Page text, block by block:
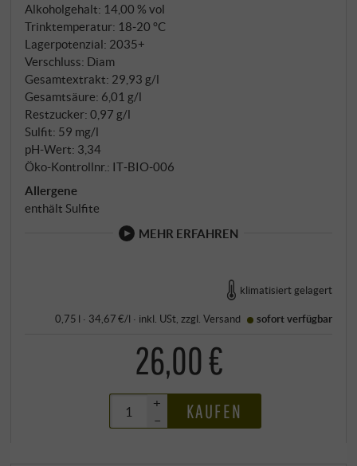
Der 2021er profitierte von einem kühlen Jahr mit
spätem Frost – geringere Erträge, dafür
konzentrierte Qualität.
Alkoholgehalt: 14,00 % vol
Trinktemperatur: 18‑20 °C
Lagerpotenzial: 2035+
Verschluss: Diam
Gesamtextrakt: 29,93 g/l
Gesamtsäure: 6,01 g/l
Restzucker: 0,97 g/l
Sulfit: 59 mg/l
pH-Wert: 3,34
Öko-Kontrollnr.: IT‑BIO‑006
Allergene
enthält Sulfite
MEHR ERFAHREN
klimatisiert gelagert
0,75 l · 34,67 €/l · inkl. USt, zzgl.Versand sofort verfügbar
26,00 €
+
–
KAUFEN